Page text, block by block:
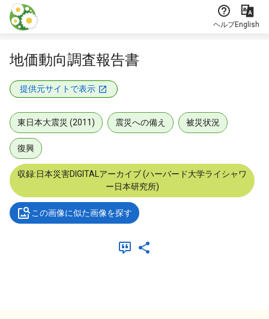
本文に飛ぶ
ヘルプEnglish
地価動向調査報告書
提供元サイトで表示
東日本大震災 (2011) 震災への備え 被災状況
復興
収録:日本災害DIGITALアーカイブ (ハーバード大学ライシャワ
ー日本研究所)
この画像に似た画像を探す